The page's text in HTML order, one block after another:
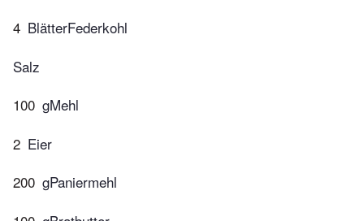
4 BlätterFederkohl
Salz
100 gMehl
2 Eier
200 gPaniermehl